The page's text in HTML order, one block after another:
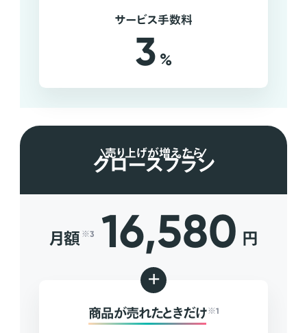
サービス手数料
3 %
売り上げが増えたら
グロースプラン
月額 ※3 16,580 円
+
商品が売れたときだけ ※1